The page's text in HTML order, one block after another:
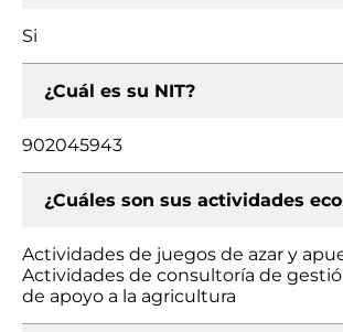
Si
¿Cuál es su NIT?
902045943
¿Cuáles son sus actividades
Actividades de juegos de azar y
Actividades de consultoría de
de apoyo a la agricultura